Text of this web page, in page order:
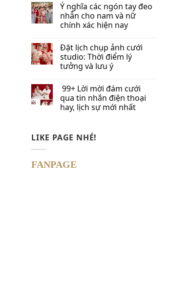
Ý nghĩa các ngón tay đeo
nhẫn cho nam và nữ
chính xác hiện nay
Đặt lịch chụp ảnh cưới
studio: Thời điểm lý
tưởng và lưu ý
99+ Lời mời đám cưới
qua tin nhắn​ điện thoại
hay, lịch sự mới nhất
LIKE PAGE NHÉ!
FANPAGE